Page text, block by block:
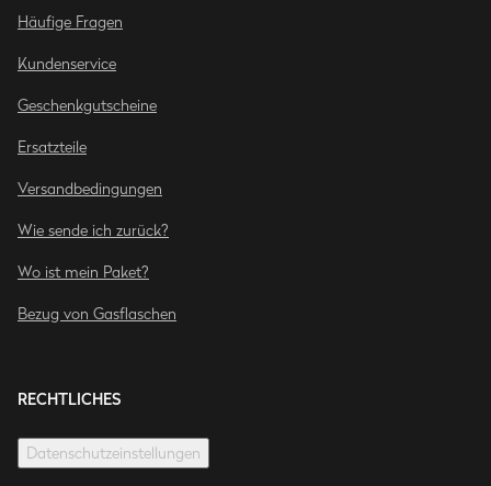
Häufige Fragen
Kundenservice
Geschenkgutscheine
Ersatzteile
Versandbedingungen
Wie sende ich zurück?
Wo ist mein Paket?
Bezug von Gasflaschen
RECHTLICHES
Datenschutzeinstellungen